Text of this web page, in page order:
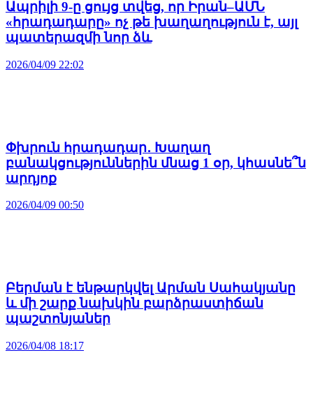
Ապրիլի 9-ը ցույց տվեց, որ Իրան–ԱՄՆ
«հրադադարը» ոչ թե խաղաղություն է, այլ
պատերազմի նոր ձև
2026/04/09 22:02
Փխրուն հրադադար․ Խաղաղ
բանակցություններին մնաց 1 օր, կհասնե՞ն
արդյոք
2026/04/09 00:50
Բերման է ենթարկվել Արման Սահակյանը
և մի շարք նախկին բարձրաստիճան
պաշտոնյաներ
2026/04/08 18:17